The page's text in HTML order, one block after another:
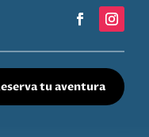
tu aventura